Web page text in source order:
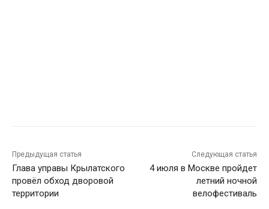
Предыдущая статья
Глава управы Крылатского
провёл обход дворовой
территории
Следующая статья
4 июля в Москве пройдет
летний ночной
велофестиваль